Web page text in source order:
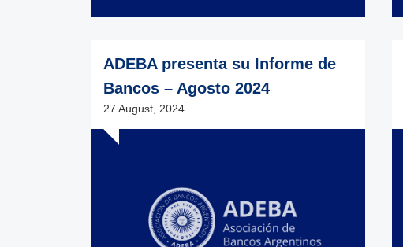
ADEBA presenta su Informe de
Bancos – Agosto 2024
27 August, 2024